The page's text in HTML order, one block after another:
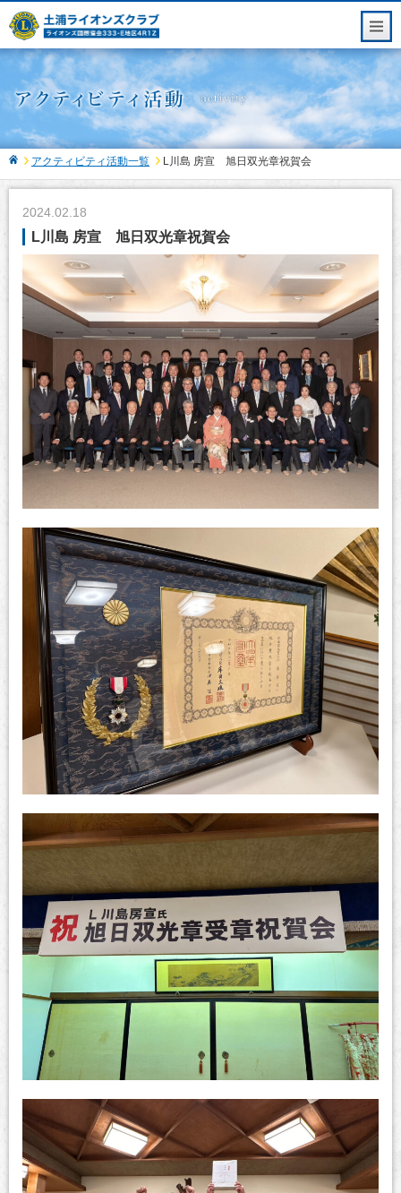
アクティビティ活動一覧 L川島 房宣 旭日双光章祝賀会
2024.02.18
L川島 房宣 旭日双光章祝賀会